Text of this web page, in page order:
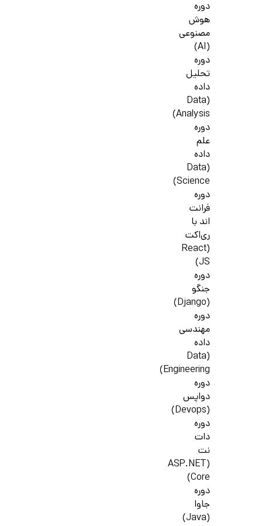
دوره
هوش
مصنوعی
(AI)
دوره
تحلیل
داده
(Data
Analysis)
دوره
علم
داده
(Data
Science)
دوره
فرانت
اند با
ری‌اکت
(React
JS)
دوره
جنگو
(Django)
دوره
مهندسی
داده
(Data
Engineering)
دوره
دواپس
(Devops)
دوره
دات
نت
(ASP.NET
Core)
دوره
جاوا
(Java)